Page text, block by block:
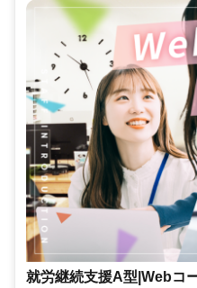
就労継続支援A型|Webコ